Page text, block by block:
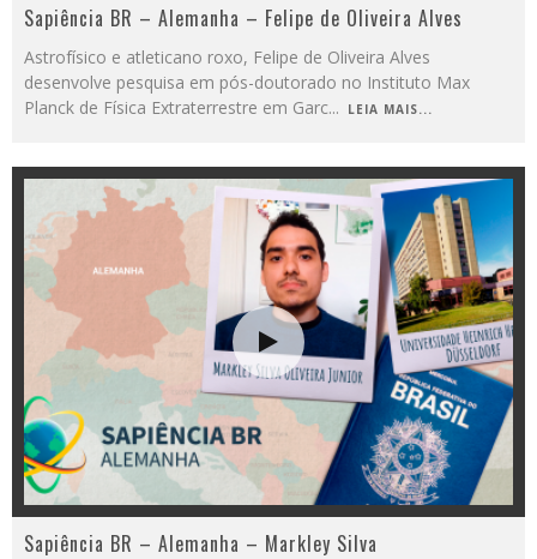
Sapiência BR – Alemanha – Felipe de Oliveira Alves
Astrofísico e atleticano roxo, Felipe de Oliveira Alves
desenvolve pesquisa em pós-doutorado no Instituto Max
Planck de Física Extraterrestre em Garc... LEIA MAIS...
Sapiência BR – Alemanha – Markley Silva